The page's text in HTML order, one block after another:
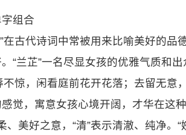
组合
在古代诗词中常被用来比喻美好的品
“兰芷”一名尽显女孩的优雅气质和出
不惊，闲看庭前花开花落；去留无意
觉，寓意女孩心境开阔，才华在这
、美好之意，“清”表示清澈、纯净。